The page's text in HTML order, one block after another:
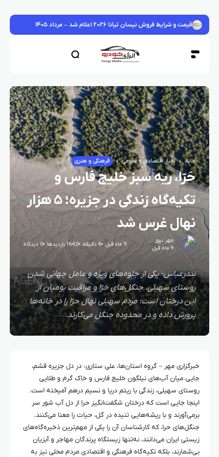
قیمت و شرایط فروش نیسان تیانا ۲۰۲۶ اعلام شد – مرداد ۱۴۰۵
خانه اخبار اقتصادی و عمومی فرهنگی و هنری
حَرّا، ریه سبز خلیج فارس و
تکیه‌گاه زندگی در جزیره؛ ۵ هزار
نهال غرس شد
مهر نیوز
9 ماه قبل
6 دقیقه 164,0 بازدیدها 0 دیدگاه
بندرعباس- یکی از جلوه‌های ویژه و عامل جهانی شدن
روستای سهیلی، جنگل‌های حَرّا و مراقبت بومیان از
این درختان است؛ مردم سهیلی نهال حرّا را در خانه‌ها
پرورش داده و در محدوده جنگل می‌کارند.
خبرگزاری مهر – گروه استان‌ها، علی ستاری: در دل جزیره قشم،
جایی میان آب‌های نیلگون خلیج فارس و خاک گرم و طلایی
روستای سهیلی، زندگی با ریتم دریا و نسیم درهم آمیخته است.
اینجا جایی است که درختان شگفت‌انگیزحرااز دل آب شور سر
برمی‌آورند و با ریشه‌هایی تنیده در گل، حیات را معنا می‌کنند.
جنگل‌هایحرا، که کارشناسان آن را یکی از مهم‌ترین ذخیره‌گاه‌های
زیستی ایران می‌دانند، نه‌تنها زیستگاه پرندگان مهاجر و آبزیان
بی‌شمارند، بلکه تکیه‌گاه فرهنگی و اقتصادی مردم محلی نیز به